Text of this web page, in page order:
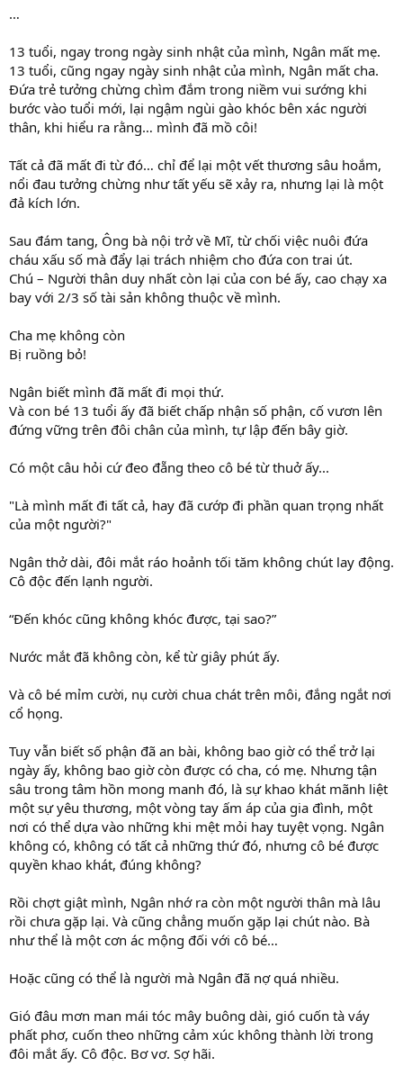
…
13 tuổi, ngay trong ngày sinh nhật của mình, Ngân mất mẹ.
13 tuổi, cũng ngay ngày sinh nhật của mình, Ngân mất cha.
Đứa trẻ tưởng chừng chìm đắm trong niềm vui sướng khi
bước vào tuổi mới, lại ngậm ngùi gào khóc bên xác người
thân, khi hiểu ra rằng… mình đã mồ côi!
Tất cả đã mất đi từ đó… chỉ để lại một vết thương sâu hoắm,
nổi đau tưởng chừng như tất yếu sẽ xảy ra, nhưng lại là một
đả kích lớn.
Sau đám tang, Ông bà nội trở về Mĩ, từ chối việc nuôi đứa
cháu xấu số mà đẩy lại trách nhiệm cho đứa con trai út.
Chú – Người thân duy nhất còn lại của con bé ấy, cao chạy xa
bay với 2/3 số tài sản không thuộc về mình.
Cha mẹ không còn
Bị ruồng bỏ!
Ngân biết mình đã mất đi mọi thứ.
Và con bé 13 tuổi ấy đã biết chấp nhận số phận, cố vươn lên
đứng vững trên đôi chân của mình, tự lập đến bây giờ.
Có một câu hỏi cứ đeo đẵng theo cô bé từ thuở ấy...
"Là mình mất đi tất cả, hay đã cướp đi phần quan trọng nhất
của một người?"
Ngân thở dài, đôi mắt ráo hoảnh tối tăm không chút lay động.
Cô độc đến lạnh người.
“Đến khóc cũng không khóc được, tại sao?”
Nước mắt đã không còn, kể từ giây phút ấy.
Và cô bé mỉm cười, nụ cười chua chát trên môi, đắng ngắt nơi
cổ họng.
Tuy vẫn biết số phận đã an bài, không bao giờ có thể trở lại
ngày ấy, không bao giờ còn được có cha, có mẹ. Nhưng tận
sâu trong tâm hồn mong manh đó, là sự khao khát mãnh liệt
một sự yêu thương, một vòng tay ấm áp của gia đình, một
nơi có thể dựa vào những khi mệt mỏi hay tuyệt vọng. Ngân
không có, không có tất cả những thứ đó, nhưng cô bé được
quyền khao khát, đúng không?
Rồi chợt giật mình, Ngân nhớ ra còn một người thân mà lâu
rồi chưa gặp lại. Và cũng chẳng muốn gặp lại chút nào. Bà
như thể là một cơn ác mộng đối với cô bé…
Hoặc cũng có thể là người mà Ngân đã nợ quá nhiều.
Gió đâu mơn man mái tóc mây buông dài, gió cuốn tà váy
phất phơ, cuốn theo những cảm xúc không thành lời trong
đôi mắt ấy. Cô độc. Bơ vơ. Sợ hãi.